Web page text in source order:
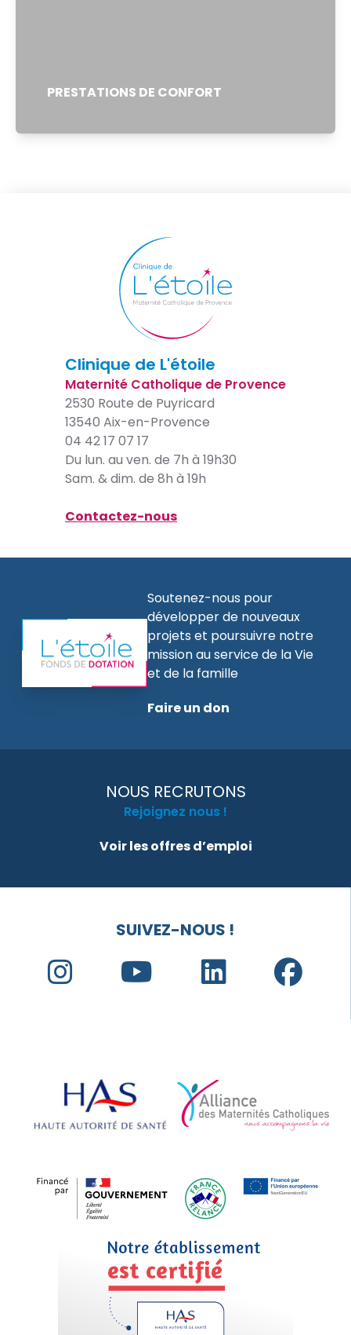
PRESTATIONS DE CONFORT
Clinique de L'étoile
Maternité Catholique de Provence
2530 Route de Puyricard
13540 Aix-en-Provence
04 42 17 07 17
Du lun. au ven. de 7h à 19h30
Sam. & dim. de 8h à 19h
Contactez-nous
Soutenez-nous pour
développer de nouveaux
projets et poursuivre notre
mission au service de la Vie
et de la famille
Faire un don
NOUS RECRUTONS
Rejoignez nous !
Voir les offres d’emploi
SUIVEZ-NOUS !